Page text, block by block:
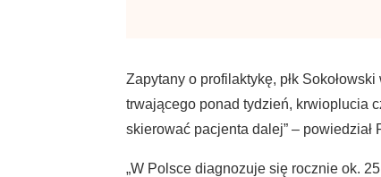
Zapytany o profilaktykę, płk
trwającego ponad tydzień, krwioplucia
skierować pacjenta dalej” – powiedział
„W Polsce diagnozuje się rocznie ok.